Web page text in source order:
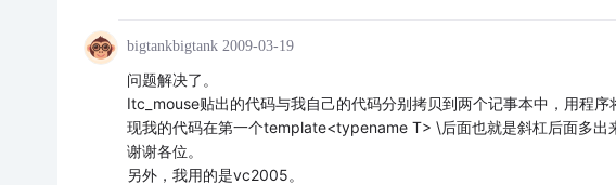
bigtankbigtank 2009-03-19
问题解决了。
Itc_mouse贴出的代码与我自己的代码分别拷贝到两个记事本中，用程
现我的代码在第一个template<typename T> \后面也就是斜杠后面多出
谢谢各位。
另外，我用的是vc2005。